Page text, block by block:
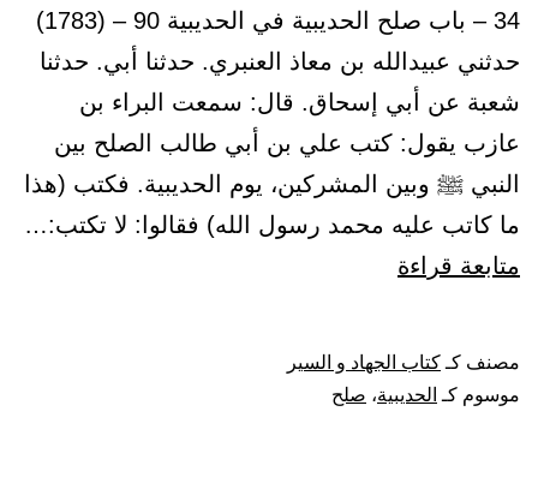
34 – باب صلح الحديبية في الحديبية 90 – (1783)
حدثني عبيدالله بن معاذ العنبري. حدثنا أبي. حدثنا
شعبة عن أبي إسحاق. قال: سمعت البراء بن
عازب يقول: كتب علي بن أبي طالب الصلح بين
النبي ﷺ وبين المشركين، يوم الحديبية. فكتب (هذا
ما كاتب عليه محمد رسول الله) فقالوا: لا تكتب:…
متابعة قراءة
الحديبية
في
مصنف كـكتاب الجهاد و السير
موسوم كـ الحديبية، صلح